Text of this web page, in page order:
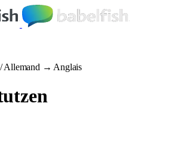
/ Allemand → Anglais